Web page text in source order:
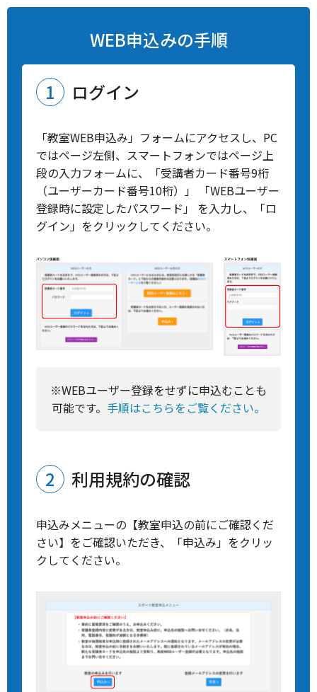
WEB申込みの手順
ログイン
「教室WEB申込み」フォームにアクセスし、PC
ではページ左側、スマートフォンではページ上
段の入力フォームに、「受講者カード番号9桁
（ユーザーカード番号10桁）」 「WEBユーザー
登録時に設定したパスワード」 を入力し、「ロ
グイン」をクリックしてください。
※WEBユーザー登録をせずに申込むことも
可能です。 手順はこちらをご覧ください。
利用規約の確認
申込みメニューの【教室申込の前にご確認くだ
さい】をご確認いただき、「申込み」をクリッ
クしてください。